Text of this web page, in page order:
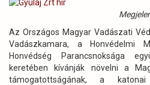
helyreállítására)
Az Országos Magyar Vadászati
Vadászkamara, a Honvédelmi
Honvédség Parancsnoksága
keretében kívánják növelni a
támogatottságának, a